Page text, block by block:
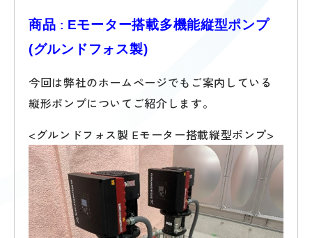
商品 : Eモーター搭載多機能縦型ポンプ
(グルンドフォス製)
今回は弊社のホームページでもご案内している
縦形ポンプについてご紹介します。
<グルンドフォス製 Eモーター搭載縦型ポンプ>